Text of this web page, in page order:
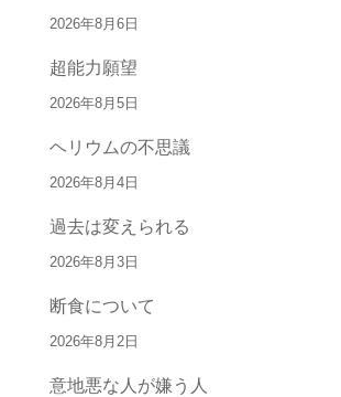
2026年8月6日
超能力願望
2026年8月5日
ヘリウムの不思議
2026年8月4日
過去は変えられる
2026年8月3日
断食について
2026年8月2日
意地悪な人が嫌う人